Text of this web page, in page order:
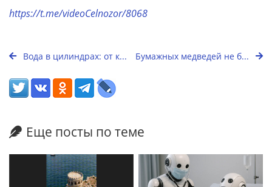
https://t.me/videoCelnozor/8068
Вода в цилиндрах: от к... Бумажных медведей не б...
Еще посты по теме